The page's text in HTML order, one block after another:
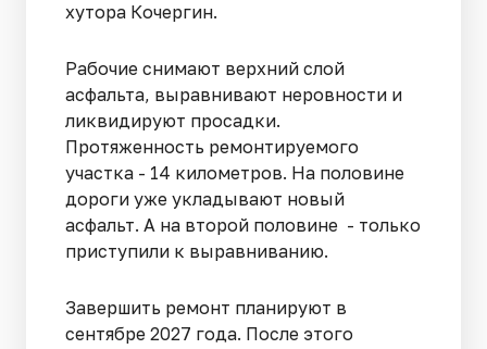
хутора Кочергин.
Рабочие снимают верхний слой
асфальта, выравнивают неровности и
ликвидируют просадки.
Протяженность ремонтируемого
участка - 14 километров. На половине
дороги уже укладывают новый
асфальт. А на второй половине - только
приступили к выравниванию.
Завершить ремонт планируют в
сентябре 2027 года. После этого